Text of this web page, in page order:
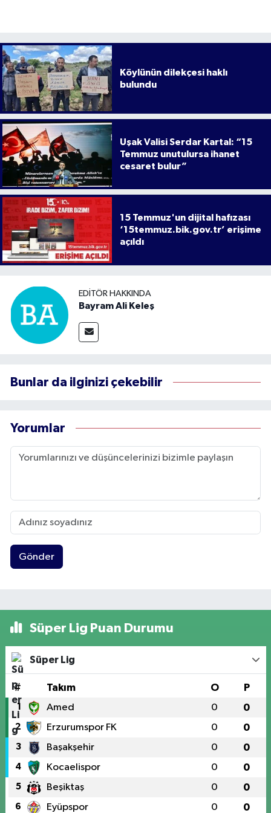
Köylünün dilekçesi haklı
bulundu
Uşak Valisi Serdar Kartal: “15
Temmuz unutulursa ihanet
cesaret bulur”
15 Temmuz'un dijital hafızası
‘15temmuz.bik.gov.tr’ erişime
açıldı
EDITÖR HAKKINDA
Bayram Ali Keleş
Bunlar da ilginizi çekebilir
Yorumlar
Gönder
Süper Lig Puan Durumu
Süper Lig
# Takım O P
1 Amed 0 0
2 Erzurumspor FK 0 0
3 Başakşehir 0 0
4 Kocaelispor 0 0
5 Beşiktaş 0 0
6 Eyüpspor 0 0